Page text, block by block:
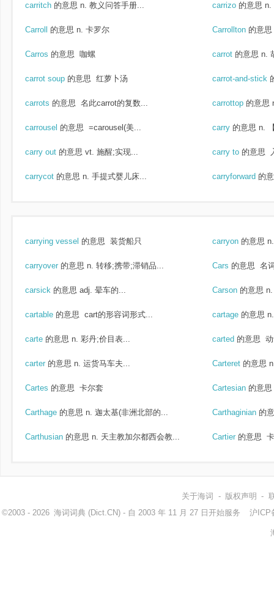
carritch 的意思 n. 教义问答手册... carrizo 的意思 n.
Carroll 的意思 n. 卡罗尔 Carrollton 的意思
Carros 的意思 咖螺 carrot 的意思 n.
carrot soup 的意思 红萝卜汤 carrot-and-stick
carrots 的意思 名此carrot的复数... carrottop 的意思
carrousel 的意思 =carousel(美... carry 的意思 n.
carry out 的意思 vt. 施醒;实现... carry to 的意思
carrycot 的意思 n. 手提式婴儿床... carryforward 的
carrying vessel 的意思 装货船只 carryon 的意思
carryover 的意思 n. 转移;携带;滞销品... Cars 的意思 名
carsick 的意思 adj. 晕车的... Carson 的意思
cartable 的意思 cart的形容词形式... cartage 的意思
carte 的意思 n. 彩丹;价目表... carted 的意思
carter 的意思 n. 运货马车夫... Carteret 的意思
Cartes 的意思 卡尔套 Cartesian 的意思
Carthage 的意思 n. 迦太基(非洲北部的... Carthaginian 的
Carthusian 的意思 n. 天主教加尔都西会教... Cartier 的意思
关于海词 - 版权声明 -
©2003 - 2026 海词词典 (Dict.CN) - 自 2003 年 11 月 27 日开始服务 沪ICP